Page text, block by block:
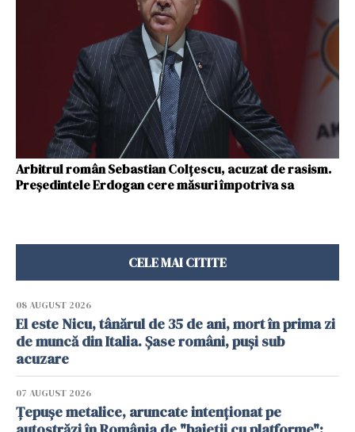
Arbitrul român Sebastian Colțescu, acuzat de rasism.
Preşedintele Erdogan cere măsuri împotriva sa
CELE MAI CITITE
08 AUGUST 2026
El este Nicu, tânărul de 35 de ani, mort în prima zi
de muncă din Italia. Șase români, puși sub
acuzare
07 AUGUST 2026
Țepușe metalice, aruncate intenționat pe